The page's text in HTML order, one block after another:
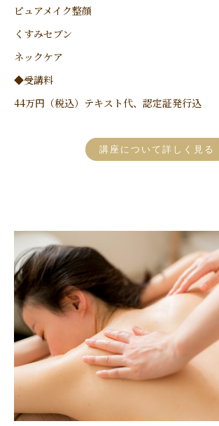
ピュアメイク整顔
くすみセブン
ネックケア
◆受講料
44万円（税込）テキスト代、認定証発行込
講座について詳しく見る